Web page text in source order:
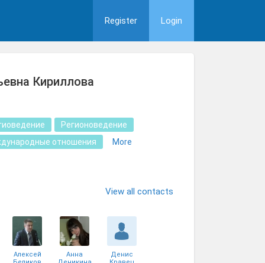
Register Login
Кириллова
Регионоведение
отношения
More
View all contacts
Алексей
Анна
Денис